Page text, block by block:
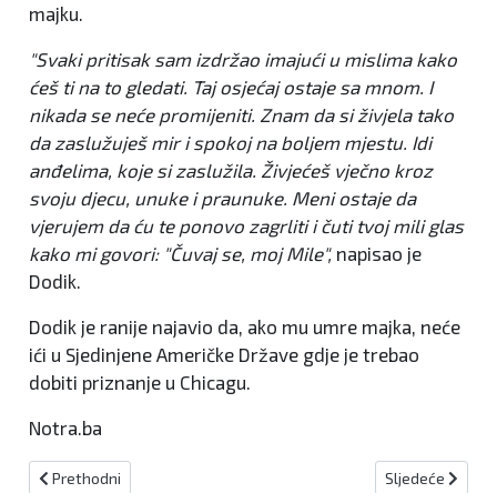
majku.
"Svaki pritisak sam izdržao imajući u mislima kako
ćeš ti na to gledati. Taj osjećaj ostaje sa mnom. I
nikada se neće promijeniti. Znam da si živjela tako
da zaslužuješ mir i spokoj na boljem mjestu. Idi
anđelima, koje si zaslužila. Živjećeš vječno kroz
svoju djecu, unuke i praunuke. Meni ostaje da
vjerujem da ću te ponovo zagrliti i čuti tvoj mili glas
kako mi govori: "Čuvaj se, moj Mile", napisao je
Dodik.
Dodik je ranije najavio da, ako mu umre majka, neće
ići u Sjedinjene Američke Države gdje je trebao
dobiti priznanje u Chicagu.
Notra.ba
Prethodni članak: Tuga u Vitezu: Tijekom nogometne utakmice
Prethodni Sljedeći
Sljedeće